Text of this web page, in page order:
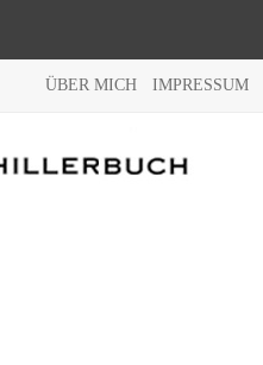
ÜBER MICH IMPRESSUM